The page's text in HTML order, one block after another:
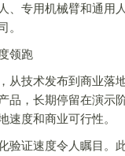
、专用机械臂和通用
。
领跑
技术发布到商业落
品，长期停留在演示
速度和商业可行性。
证速度令人瞩目。